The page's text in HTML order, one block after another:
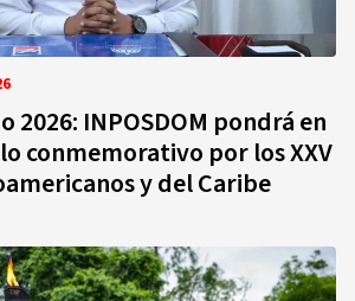
2026: INPOSDOM pondrá en
conmemorativo por los XXV
y del Caribe